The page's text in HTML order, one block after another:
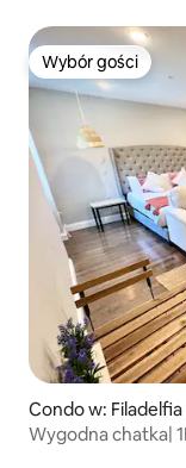
Wybór gości
Wybór gości
Condo w: Filadelfia
Wygodna chatka|